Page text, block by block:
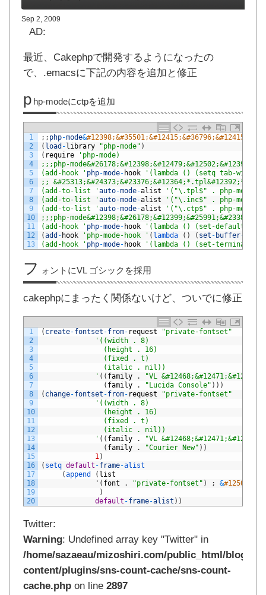
Sep 2, 2009
AD:
最近、Cakephpで開発するようになったの
で、.emacsに下記の内容を追加と修正
p hp-modeにctpを追加
1
2
3
4
5
6
7
8
9
10
11
12
13
; ; php-mode&#12398;&#35501;&#12415;&#36796;&#12415;
( load - library "php-mode" )
( require
'php-mode)
;;;php-
(add-hook ' php-mode- hook
'(lambda () (setq tab-width
;;
(add-to-list 'auto-mode-alist
'("\.tpl$" . php-mode))
(add-to-list 'auto-mode-alist
'("\.inc$" . php-mode))
(add-to-list 'auto-mode-alist
'("\.ctp$" . php-mode))
;;;php-
(add-hook ' php-mode- hook
'(lambda () (set-default-
(add - hook 'php-mode-hook ' ( lambda ( ) ( set - buffer-
(add-hook ' php-mode- hook '(lambda () (set-terminal-
フ ォントにVL ゴシックを採用
cakephpにまったく関係ないけど、ついでに修正
1
2
3
4
5
6
7
8
9
10
11
12
13
14
15
16
17
18
19
20
( create-fontset -from- request
"private-fontset"
'((width . 8)
		       (height . 16)
		       (fixed . t)
		       (italic . nil))
		     '
( ( family .
"VL
( family . "Lucida Console" ) ) )
( change-fontset -from- request
"private-fontset"
'((width . 8)
		       (height . 16)
		       (fixed . t)
		       (italic . nil))
		     '
( ( family .
"VL
( family . "Courier New" ) )
1)
( setq default -frame-alist
(append ( list
' ( font . "private-fontset" ) ; &
)
default -frame-alist ) )
Twitter:
Warning: Undefined array key "Twitter" in
/home/sazaeau/mizoshiri.com/public_html/
content/plugins/sns-count-cache/sns-count-
cache.php on line 2897